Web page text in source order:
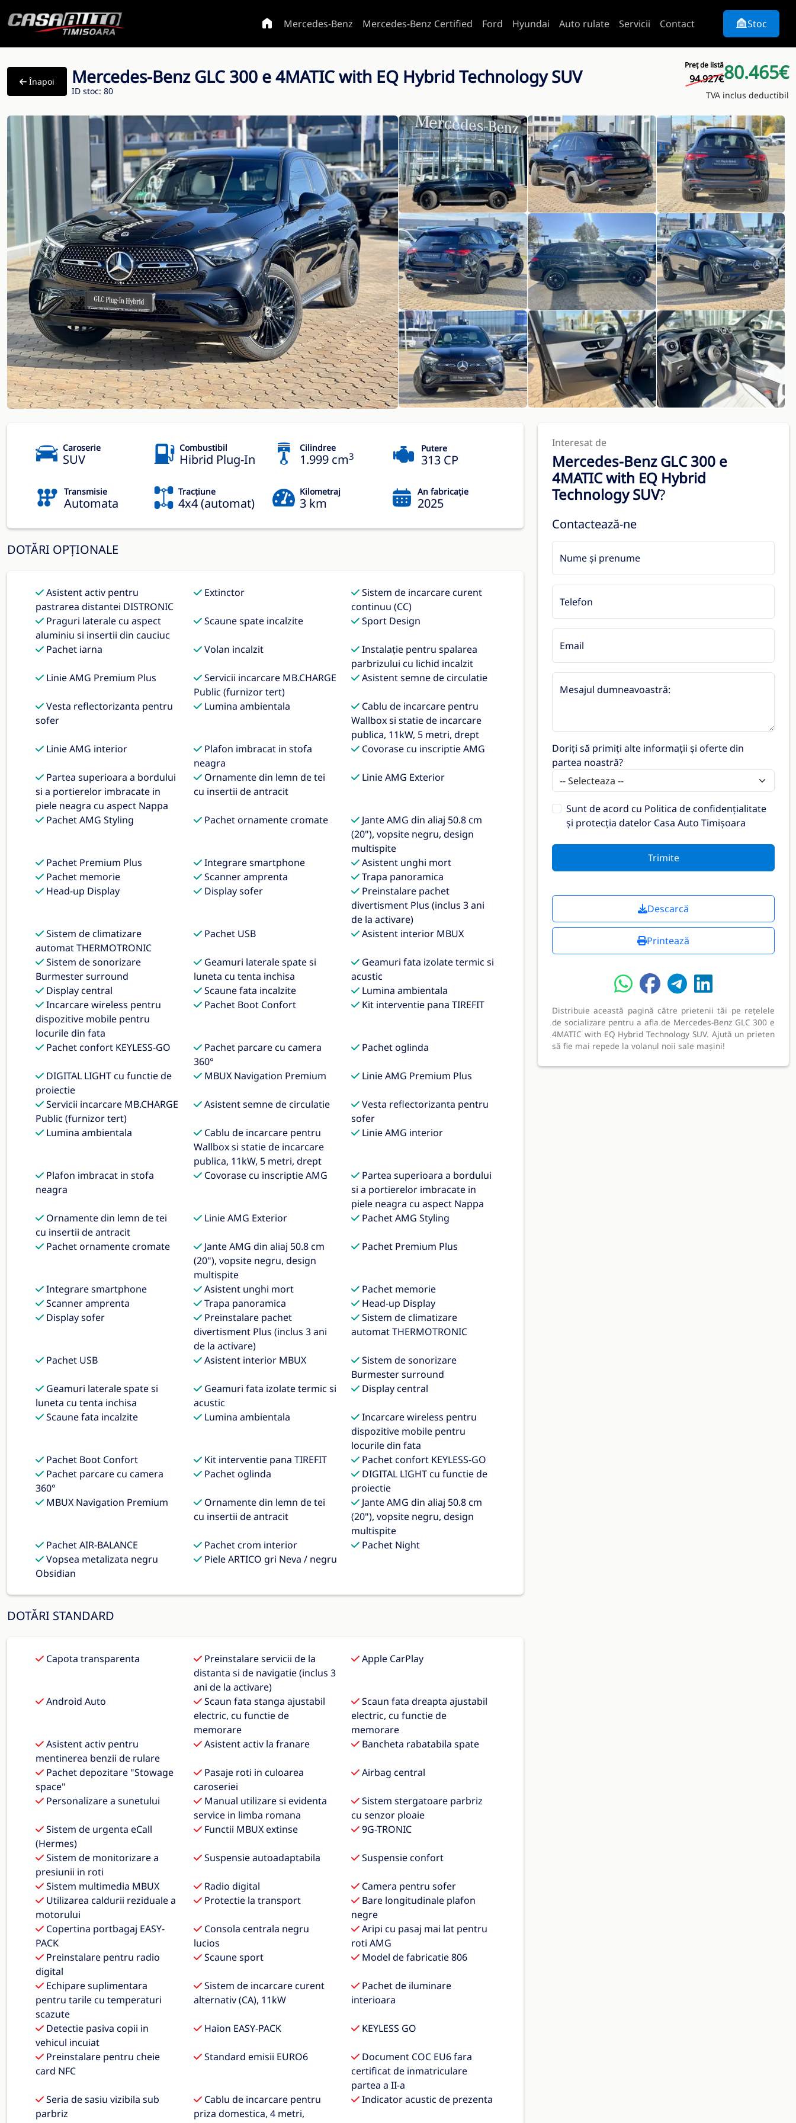
Mercedes-Benz Mercedes-Benz Certified Ford Hyundai Auto rulate Servicii Contact Stoc
Înapoi Mercedes-Benz GLC 300 e 4MATIC with EQ Hybrid Technology SUV
ID stoc: 80
Preț de listă
94.927€80.465€
TVA inclus deductibil
Caroserie
SUV
Combustibil
Hibrid Plug-In
Cilindree
1.999 cm3
Putere
313 CP
Transmisie
Automata
Tracțiune
4x4 (automat)
Kilometraj
3 km
An fabricație
2025
DOTĂRI OPȚIONALE
Asistent activ pentru
pastrarea distantei DISTRONIC
Extinctor
Sistem de incarcare curent
continuu (CC)
Praguri laterale cu aspect
aluminiu si insertii din cauciuc
Scaune spate incalzite Sport Design
Pachet iarna Volan incalzit
Instalaţie pentru spalarea
parbrizului cu lichid incalzit
Linie AMG Premium Plus
Servicii incarcare MB.CHARGE
Public (furnizor tert)
Asistent semne de circulatie
Vesta reflectorizanta pentru
sofer
Lumina ambientala
Cablu de incarcare pentru
Wallbox si statie de incarcare
publica, 11kW, 5 metri, drept
Linie AMG interior
Plafon imbracat in stofa
neagra
Covorase cu inscriptie AMG
Partea superioara a bordului
si a portierelor imbracate in
piele neagra cu aspect Nappa
Ornamente din lemn de tei
cu insertii de antracit
Linie AMG Exterior
Pachet AMG Styling Pachet ornamente cromate
Jante AMG din aliaj 50.8 cm
(20"), vopsite negru, design
multispite
Pachet Premium Plus
Integrare smartphone
Asistent unghi mort
Pachet memorie
Scanner amprenta
Trapa panoramica
Head-up Display
Display sofer
Preinstalare pachet
divertisment Plus (inclus 3 ani
de la activare)
Sistem de climatizare
automat THERMOTRONIC
Pachet USB Asistent interior MBUX
Sistem de sonorizare
Burmester surround
Geamuri laterale spate si
luneta cu tenta inchisa
Geamuri fata izolate termic si
acustic
Display central
Scaune fata incalzite
Lumina ambientala
Incarcare wireless pentru
dispozitive mobile pentru
locurile din fata
Pachet Boot Confort Kit interventie pana TIREFIT
Pachet confort KEYLESS-GO
Pachet parcare cu camera
360°
Pachet oglinda
DIGITAL LIGHT cu functie de
proiectie
MBUX Navigation Premium Linie AMG Premium Plus
Servicii incarcare MB.CHARGE
Public (furnizor tert)
Asistent semne de circulatie
Vesta reflectorizanta pentru
sofer
Lumina ambientala
Cablu de incarcare pentru
Wallbox si statie de incarcare
publica, 11kW, 5 metri, drept
Linie AMG interior
Plafon imbracat in stofa
neagra
Covorase cu inscriptie AMG
Partea superioara a bordului
si a portierelor imbracate in
piele neagra cu aspect Nappa
Ornamente din lemn de tei
cu insertii de antracit
Linie AMG Exterior Pachet AMG Styling
Pachet ornamente cromate
Jante AMG din aliaj 50.8 cm
(20"), vopsite negru, design
multispite
Pachet Premium Plus
Integrare smartphone Asistent unghi mort
Pachet memorie
Scanner amprenta
Trapa panoramica
Head-up Display
Display sofer
Preinstalare pachet
divertisment Plus (inclus 3 ani
de la activare)
Sistem de climatizare
automat THERMOTRONIC
Pachet USB Asistent interior MBUX
Sistem de sonorizare
Burmester surround
Geamuri laterale spate si
luneta cu tenta inchisa
Geamuri fata izolate termic si
acustic
Display central
Scaune fata incalzite Lumina ambientala
Incarcare wireless pentru
dispozitive mobile pentru
locurile din fata
Pachet Boot Confort
Kit interventie pana TIREFIT
Pachet confort KEYLESS-GO
Pachet parcare cu camera
360°
Pachet oglinda
DIGITAL LIGHT cu functie de
proiectie
MBUX Navigation Premium
Ornamente din lemn de tei
cu insertii de antracit
Jante AMG din aliaj 50.8 cm
(20"), vopsite negru, design
multispite
Pachet AIR-BALANCE
Pachet crom interior
Pachet Night
Vopsea metalizata negru
Obsidian
Piele ARTICO gri Neva / negru
DOTĂRI STANDARD
Capota transparenta
Preinstalare servicii de la
distanta si de navigatie (inclus 3
ani de la activare)
Apple CarPlay
Android Auto
Scaun fata stanga ajustabil
electric, cu functie de
memorare
Scaun fata dreapta ajustabil
electric, cu functie de
memorare
Asistent activ pentru
mentinerea benzii de rulare
Asistent activ la franare Bancheta rabatabila spate
Pachet depozitare "Stowage
space"
Pasaje roti in culoarea
caroseriei
Airbag central
Personalizare a sunetului
Manual utilizare si evidenta
service in limba romana
Sistem stergatoare parbriz
cu senzor ploaie
Sistem de urgenta eCall
(Hermes)
Functii MBUX extinse 9G-TRONIC
Sistem de monitorizare a
presiunii in roti
Suspensie autoadaptabila Suspensie confort
Sistem multimedia MBUX Radio digital
Camera pentru sofer
Utilizarea caldurii reziduale a
motorului
Protectie la transport
Bare longitudinale plafon
negre
Copertina portbagaj EASY-
PACK
Consola centrala negru
lucios
Aripi cu pasaj mai lat pentru
roti AMG
Preinstalare pentru radio
digital
Scaune sport Model de fabricatie 806
Echipare suplimentara
pentru tarile cu temperaturi
scazute
Sistem de incarcare curent
alternativ (CA), 11kW
Pachet de iluminare
interioara
Detectie pasiva copii in
vehicul incuiat
Haion EASY-PACK KEYLESS GO
Preinstalare pentru cheie
card NFC
Standard emisii EURO6
Document COC EU6 fara
certificat de inmatriculare
partea a II-a
Seria de sasiu vizibila sub
parbriz
Cablu de incarcare pentru
priza domestica, 4 metri,
Indicator acustic de prezenta
Interesat de
Mercedes-Benz GLC 300 e
4MATIC with EQ Hybrid
Technology SUV?
Contactează-ne
Nume și prenume
Telefon
Email
Mesajul dumneavoastră:
Doriți să primiți alte informații și oferte din
partea noastră?
Sunt de acord cu Politica de confidențialitate
și protecția datelor Casa Auto Timișoara
Trimite
Descarcă
Printează
Distribuie această pagină către prietenii tăi pe rețelele
de socializare pentru a afla de Mercedes-Benz GLC 300 e
4MATIC with EQ Hybrid Technology SUV. Ajută un prieten
să fie mai repede la volanul noii sale mașini!